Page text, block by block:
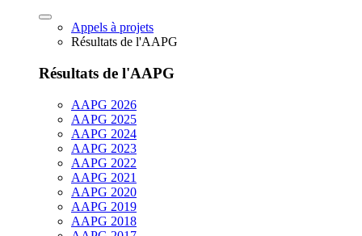
Appels à projets
Résultats de l'AAPG
Résultats de l'AAPG
AAPG 2026
AAPG 2025
AAPG 2024
AAPG 2023
AAPG 2022
AAPG 2021
AAPG 2020
AAPG 2019
AAPG 2018